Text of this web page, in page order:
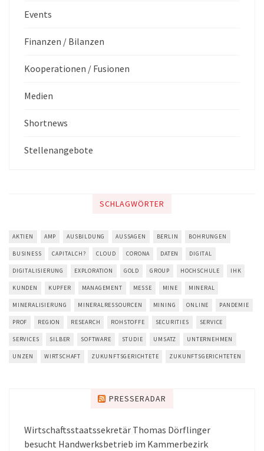
Events
Finanzen / Bilanzen
Kooperationen / Fusionen
Medien
Shortnews
Stellenangebote
SCHLAGWÖRTER
AKTIEN AMP AUSBILDUNG AUSSAGEN BERLIN BOHRUNGEN
BUSINESS CAPITALCH? CLOUD CORONA DATEN DIGITAL
DIGITALISIERUNG EXPLORATION GOLD GROUP HOCHSCHULE IHK
KUNDEN KUPFER MANAGEMENT MESSE MINE MINERAL
MINERALISIERUNG MINERALRESSOURCEN MINING ONLINE PANDEMIE
PROF REGION RESEARCH ROHSTOFFE SECURITIES SERVICE
SERVICES SILBER SOFTWARE STUDIE UMSATZ UNTERNEHMEN
UNZEN WIRTSCHAFT ZUKUNFTSGERICHTETE ZUKUNFTSGERICHTETEN
PRESSERADAR
Wirtschaftsstaatssekretär Thomas Dörflinger
besucht Handwerksbetrieb im Kammerbezirk